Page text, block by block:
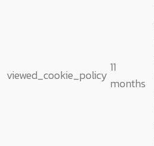
viewed_cookie_policy
11
months